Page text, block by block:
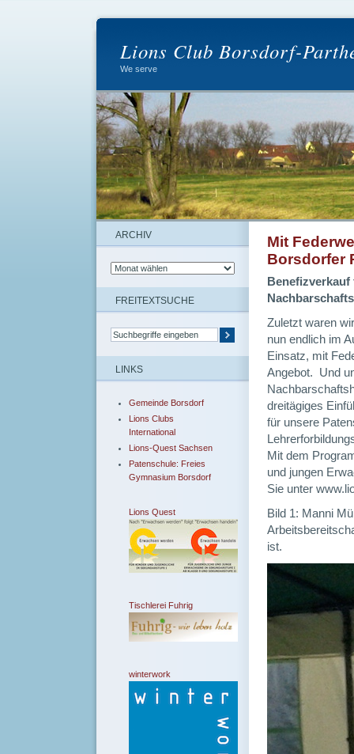
Lions Club Borsdorf-
We serve
ARCHIV
FREITEXTSUCHE
LINKS
Gemeinde Borsdorf
Lions Clubs
International
Lions-Quest Sachsen
Patenschule: Freies
Gymnasium Borsdorf
Lions Quest
Tischlerei Fuhrig
winterwork
Mit
Borsdorfer
Zuletzt waren
nun endlich im
Einsatz, mit
Angebot. Und
dreitägiges
für unsere
Mit dem
und jungen
Sie unter
Bild 1: Manni
ist.